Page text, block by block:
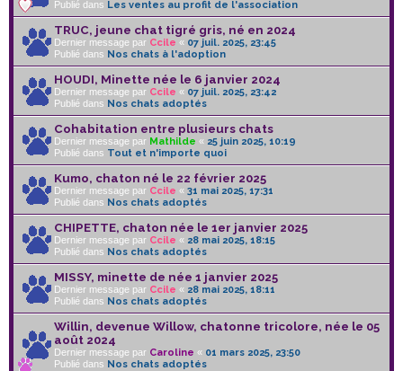
Publié dans Les ventes au profit de l'association
TRUC, jeune chat tigré gris, né en 2024
Dernier message par Ccile « 07 juil. 2025, 23:45
Publié dans Nos chats à l'adoption
HOUDI, Minette née le 6 janvier 2024
Dernier message par Ccile « 07 juil. 2025, 23:42
Publié dans Nos chats adoptés
Cohabitation entre plusieurs chats
Dernier message par Mathilde « 25 juin 2025, 10:19
Publié dans Tout et n'importe quoi
Kumo, chaton né le 22 février 2025
Dernier message par Ccile « 31 mai 2025, 17:31
Publié dans Nos chats adoptés
CHIPETTE, chaton née le 1er janvier 2025
Dernier message par Ccile « 28 mai 2025, 18:15
Publié dans Nos chats adoptés
MISSY, minette de née 1 janvier 2025
Dernier message par Ccile « 28 mai 2025, 18:11
Publié dans Nos chats adoptés
Willin, devenue Willow, chatonne tricolore, née le 05
août 2024
Dernier message par Caroline « 01 mars 2025, 23:50
Publié dans Nos chats adoptés